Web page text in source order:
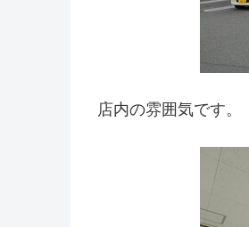
店内の雰囲気です。